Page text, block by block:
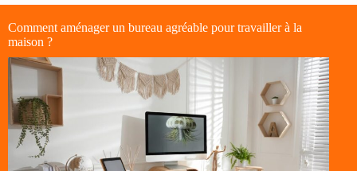
Comment aménager un bureau agréable pour travailler à la
maison ?